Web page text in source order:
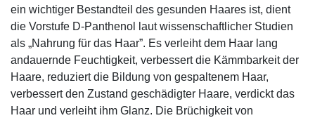
ein wichtiger Bestandteil des gesunden Haares ist, dient
die Vorstufe D-Panthenol laut wissenschaftlicher Studien
als „Nahrung für das Haar”. Es verleiht dem Haar lang
andauernde Feuchtigkeit, verbessert die Kämmbarkeit der
Haare, reduziert die Bildung von gespaltenem Haar,
verbessert den Zustand geschädigter Haare, verdickt das
Haar und verleiht ihm Glanz. Die Brüchigkeit von